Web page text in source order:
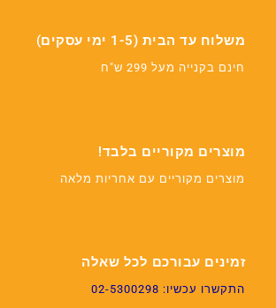
משלוח עד הבית (1-5 ימי עסקים)
חינם בקנייה מעל 299 ש"ח
מוצרים מקוריים בלבד!
מוצרים מקוריים עם אחריות מלאה
זמינים עבורכם לכל שאלה
התקשרו עכשיו: 02-5300298